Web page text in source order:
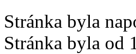
Stránka byla
Stránka byla od